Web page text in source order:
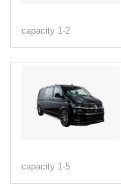
capacity 1-2
capacity 1-5